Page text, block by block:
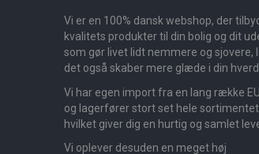
Vi er en 100% dansk webshop, der
kvalitets produkter til din bolig og dit
som gør livet lidt nemmere og sjovere,
det også skaber mere glæde i din
Vi har egen import fra en lang række
og lagerfører stort set hele
hvilket giver dig en hurtig og samlet
Vi oplever desuden en meget høj